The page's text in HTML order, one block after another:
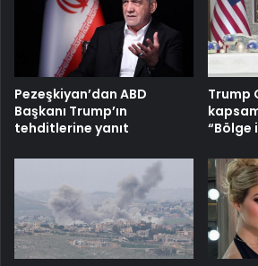
Pezeşkiyan’dan ABD
Başkanı Trump’ın
tehditlerine yanıt
Trump
“Bölge